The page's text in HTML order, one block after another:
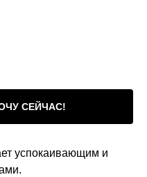
СЕЙЧАС!
успокаивающим и